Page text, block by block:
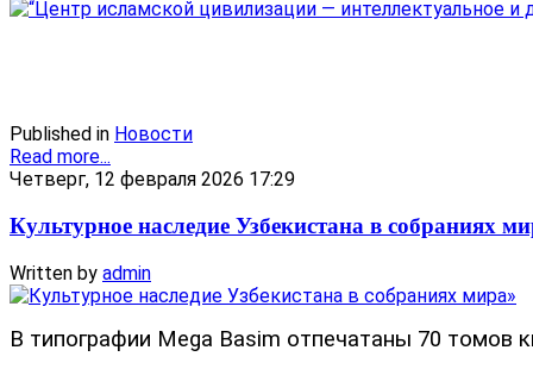
Published in Новости
Read more...
Четверг, 12 февраля 2026 17:29
Культурное наследие Узбекистана в собраниях
Written by admin
В типографии Mega Basim отпечатаны 70 томов